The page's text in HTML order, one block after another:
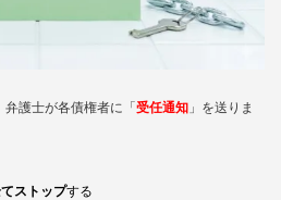
護士が各債権者に「受任通知 」を送りま
ストップする